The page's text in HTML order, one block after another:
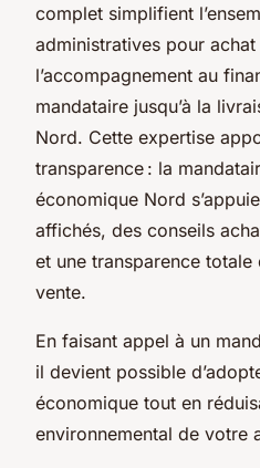
complet simplifient
administratives pour
l’accompagnement au
mandataire jusqu’à la
Nord. Cette expertise
transparence : la
économique Nord
affichés, des conseils
et une transparence
vente.
En faisant appel à un
il devient possible
économique tout en
environnemental de votre